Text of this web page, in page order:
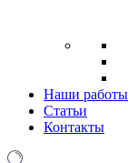
Наши работы
Статьи
Контакты